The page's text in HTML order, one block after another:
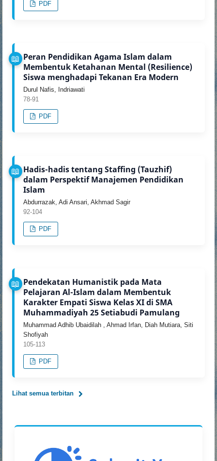
PDF
Peran Pendidikan Agama Islam dalam
Membentuk Ketahanan Mental (Resilience)
Siswa menghadapi Tekanan Era Modern
Durul Nafis, Indriawati
78-91
PDF
Hadis-hadis tentang Staffing (Tauzhif)
dalam Perspektif Manajemen Pendidikan
Islam
Abdurrazak, Adi Ansari, Akhmad Sagir
92-104
PDF
Pendekatan Humanistik pada Mata
Pelajaran Al-Islam dalam Membentuk
Karakter Empati Siswa Kelas XI di SMA
Muhammadiyah 25 Setiabudi Pamulang
Muhammad Adhib Ubaidilah , Ahmad Irfan, Diah Mutiara, Siti
Shofiyah
105-113
PDF
Lihat semua terbitan